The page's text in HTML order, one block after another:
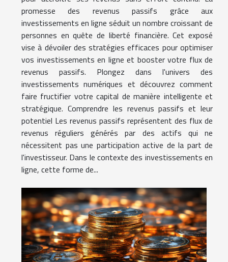
promesse des revenus passifs grâce aux
investissements en ligne séduit un nombre croissant de
personnes en quête de liberté financière. Cet exposé
vise à dévoiler des stratégies efficaces pour optimiser
vos investissements en ligne et booster votre flux de
revenus passifs. Plongez dans l'univers des
investissements numériques et découvrez comment
faire fructifier votre capital de manière intelligente et
stratégique. Comprendre les revenus passifs et leur
potentiel Les revenus passifs représentent des flux de
revenus réguliers générés par des actifs qui ne
nécessitent pas une participation active de la part de
l'investisseur. Dans le contexte des investissements en
ligne, cette forme de...